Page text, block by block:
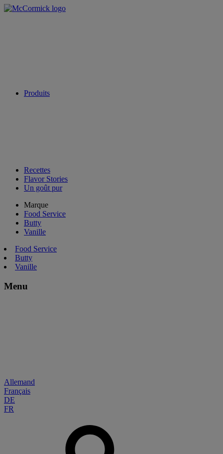
Produits
Recettes
Flavor Stories
Un goût pur
Marque
Food Service
Butty
Vanille
Food Service
Butty
Vanille
Menu
Allemand
Français
DE
FR